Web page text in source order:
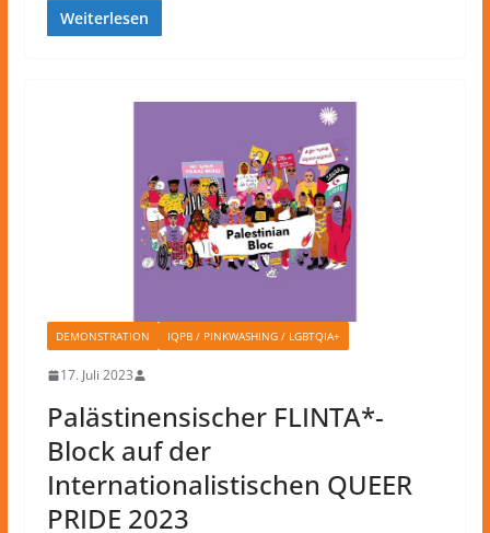
Weiterlesen
DEMONSTRATION IQPB / PINKWASHING / LGBTQIA+
17. Juli 2023
Palästinensischer FLINTA*-
Block auf der
Internationalistischen QUEER
PRIDE 2023